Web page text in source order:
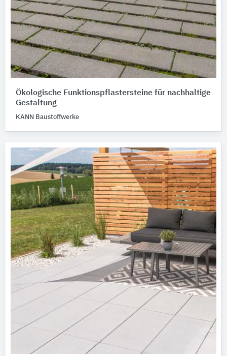
Ökologische Funktionspflastersteine für nachhaltige
Gestaltung
KANN Baustoffwerke